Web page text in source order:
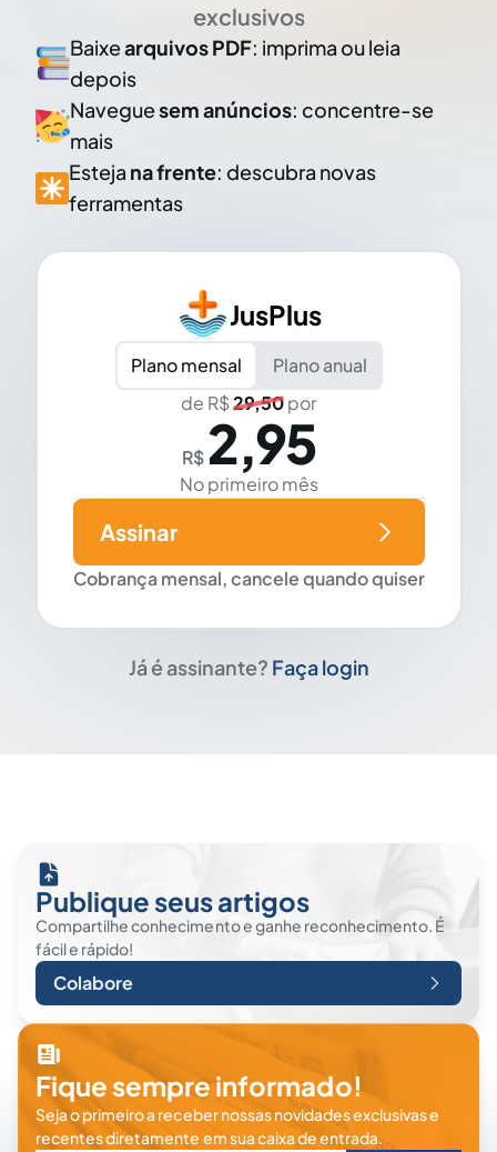
exclusivos
Baixearquivos PDF: imprima ou leia
depois
Naveguesem anúncios: concentre-se
mais
Esteja na frente: descubra novas
ferramentas
JusPlus
Plano mensal
Plano anual
de R$29,50por
R$ 2,95
No primeiro mês
Cobrança mensal, cancele quando quiser
Assinar
Já é assinante? Faça login
Publique seus artigos
Compartilhe conhecimento e ganhe reconhecimento. É
fácil e rápido!
Colabore
Fique sempre informado!
Seja o primeiro a receber nossas novidades exclusivas e
recentes diretamente em sua caixa de entrada.